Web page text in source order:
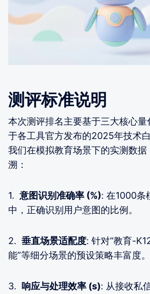
测评标准说明
本次测评排名主要基于三大核心
于各工具官方发布的2025年技术
我们在模拟教育场景下的实测数据
溯：
1. 意图识别准确率 (%): 在1000条
中，正确识别用户意图的比例。
2. 垂直场景适配度: 针对“教育-
能”等细分场景的预设策略丰富度。
3. 响应与处理效率 (s): 从接收私